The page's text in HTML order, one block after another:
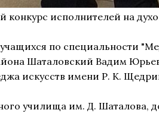
конкурс исполнителей на
по специальности
Шаталовский Вадим
искусств имени Р. К.
училища им. Д. Шаталова,